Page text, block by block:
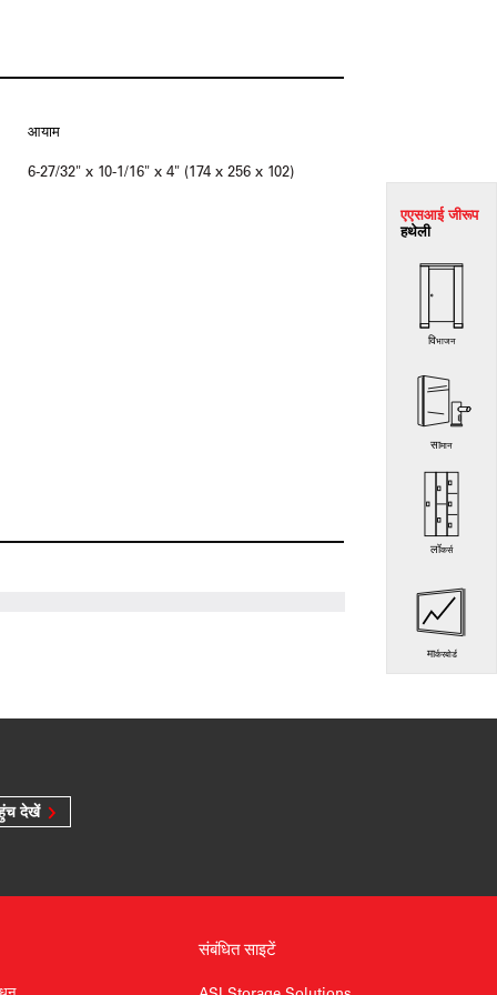
आयाम
6-27/32" x 10-1/16" x 4" (174 x 256 x 102)
देखें
एएसआई जीरूप
हथेली
विभाजन
सामान
लॉकर्स
मार्करबोर्ड
संबंधित साइटें